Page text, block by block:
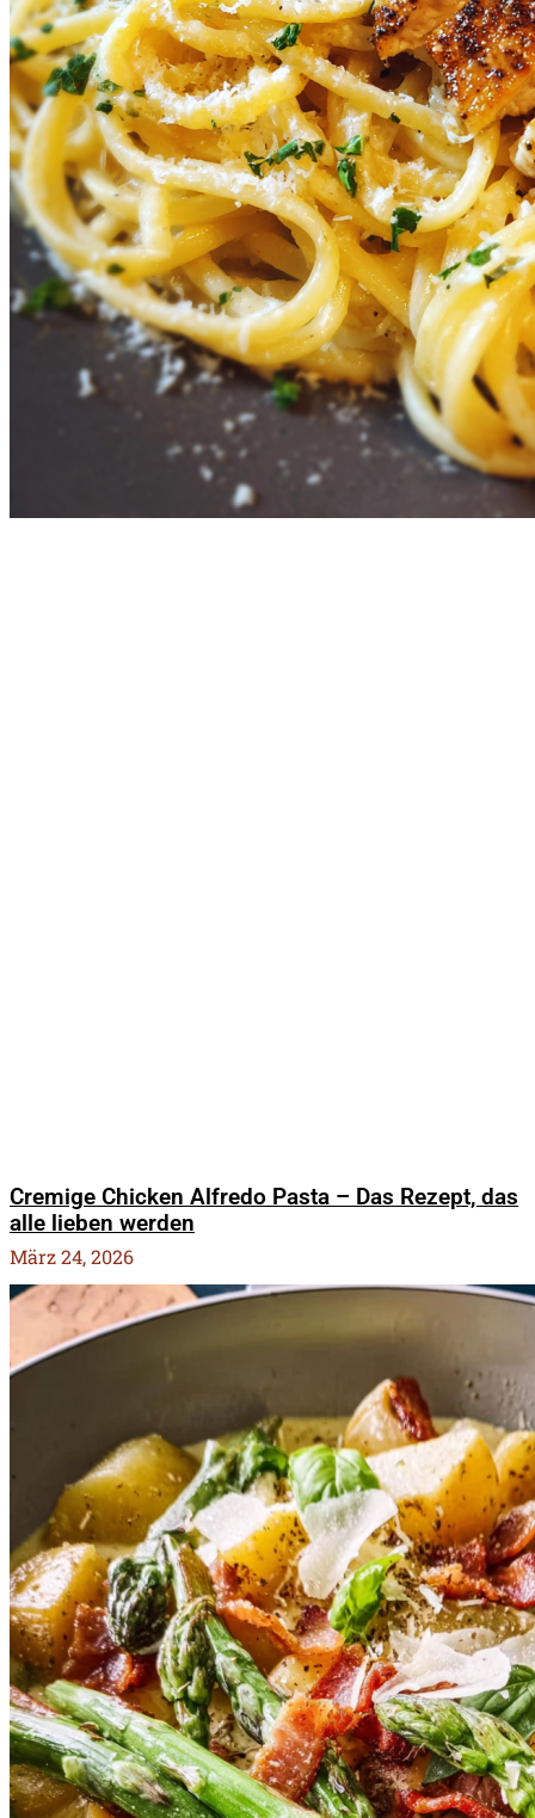
Cremige Chicken Alfredo Pasta – Das Rezept, das
alle lieben werden
März 24, 2026